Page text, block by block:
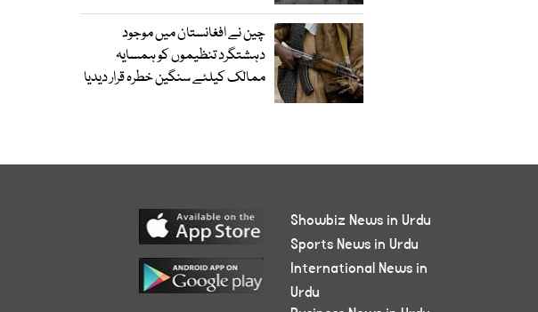
چین نے افغانستان میں موجود
دہشتگرد تنظیموں کو ہمسایہ
ممالک کیلئے سنگین خطرہ قرار دیدیا
Showbiz News in Urdu
Sports News in Urdu
International News in
Urdu